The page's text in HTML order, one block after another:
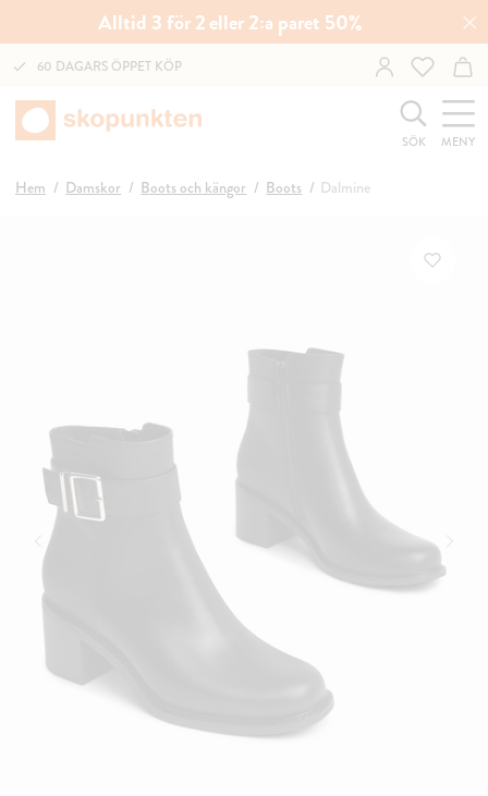
Alltid 3 för 2 eller 2:a paret 50%
60 DAGARS ÖPPET KÖP
SÖK MENY
Hem Damskor Boots och kängor Boots Dalmine